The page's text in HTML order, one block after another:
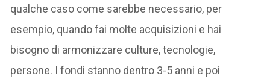
qualche caso come sarebbe necessario, per
esempio, quando fai molte acquisizioni e hai
bisogno di armonizzare culture, tecnologie,
persone. I fondi stanno dentro 3-5 anni e poi